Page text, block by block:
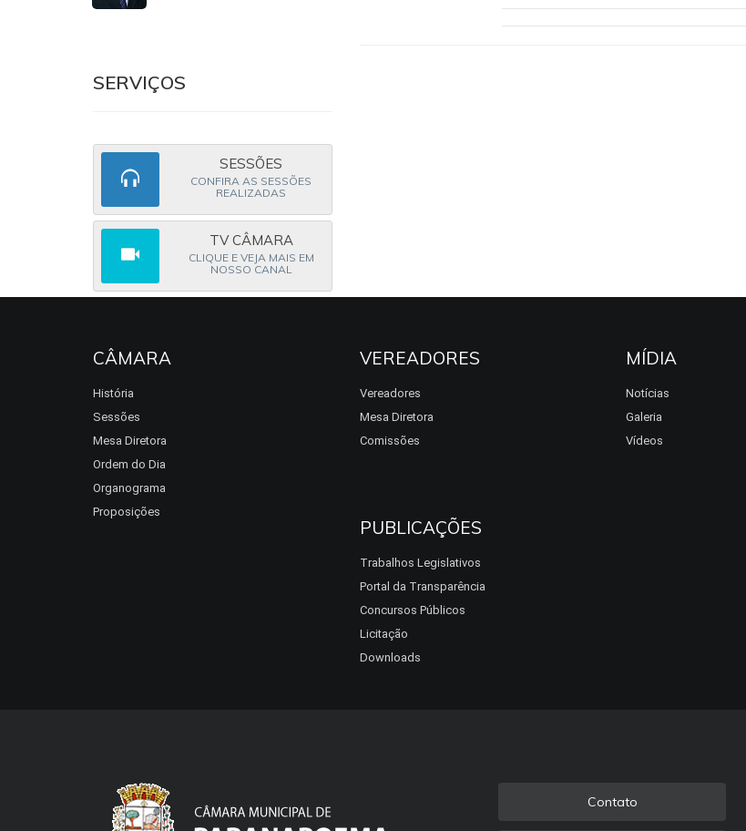
SERVIÇOS
SESSÕES
CONFIRA AS SESSÕES
REALIZADAS
TV CÂMARA
CLIQUE E VEJA MAIS EM
NOSSO CANAL
CÂMARA
História
Sessões
Mesa Diretora
Ordem do Dia
Organograma
Proposições
VEREADORES
Vereadores
Mesa Diretora
Comissões
MÍDIA
Notícias
Galeria
Vídeos
PUBLICAÇÕES
Trabalhos Legislativos
Portal da Transparência
Concursos Públicos
Licitação
Downloads
Contato